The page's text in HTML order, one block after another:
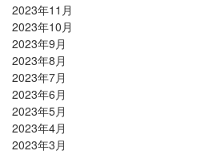
2023年11月
2023年10月
2023年9月
2023年8月
2023年7月
2023年6月
2023年5月
2023年4月
2023年3月